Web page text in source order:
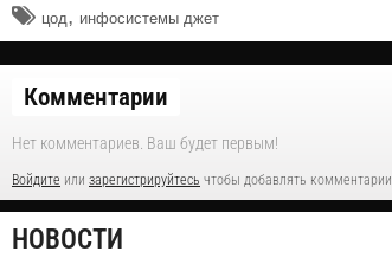
цод, инфосистемы джет
Комментарии
Нет комментариев. Ваш будет первым!
Войдите или зарегистрируйтесь чтобы добавлять комментарии
НОВОСТИ